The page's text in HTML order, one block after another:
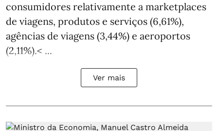
consumidores relativamente a marketplaces
de viagens, produtos e serviços (6,61%),
agências de viagens (3,44%) e aeroportos
(2,11%).< ...
Ver mais